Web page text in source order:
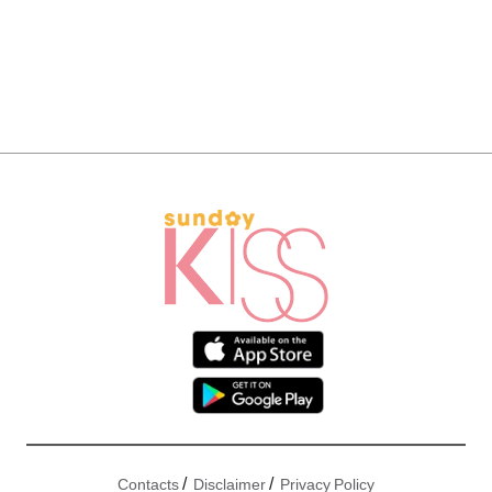
Contacts/ Disclaimer/ Privacy Policy